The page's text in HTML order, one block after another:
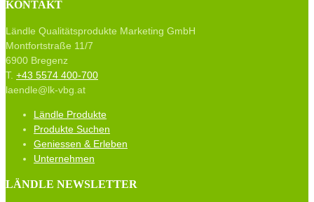
KONTAKT
Ländle Qualitätsprodukte Marketing GmbH
Montfortstraße 11/7
6900 Bregenz
T. +43 5574 400-700
laendle@lk-vbg.at
Ländle Produkte
Produkte Suchen
Geniessen & Erleben
Unternehmen
LÄNDLE NEWSLETTER